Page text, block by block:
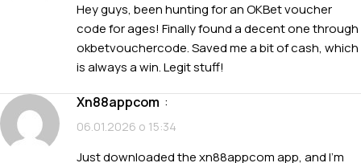
Hey guys, been hunting for an OKBet voucher
code for ages! Finally found a decent one through
okbetvouchercode. Saved me a bit of cash, which
is always a win. Legit stuff!
xn88appcom :
06.01.2026 о 15:34
Just downloaded the xn88appcom app, and I’m